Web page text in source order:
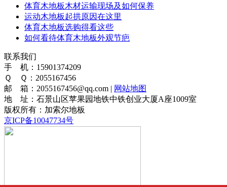
体育木地板木材运输现场及如何保养
运动木地板起拱原因在这里
体育木地板选购得看这些
如何看待体育木地板外观节疤
联系我们
手 机：15901374209
Ｑ Ｑ：2055167456
邮 箱：2055167456@qq.com | 网站地图
地 址：石景山区苹果园地铁中铁创业大厦A座1009室
版权所有：加索尔地板
京ICP备10047734号